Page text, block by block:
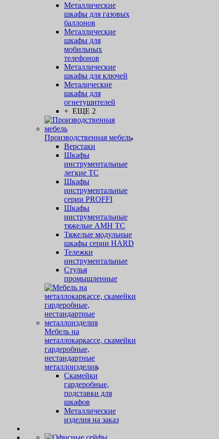
Металлические
шкафы для газовых
баллонов
Металлические
шкафы для
мобильных
телефонов
Металлические
шкафы для ключей
Металические
шкафы для
огнетушителей
+ ЕЩЕ 2
Производственная мебель
Верстаки
Шкафы
инструментальные
легкие ТС
Шкафы
инструментальные
серии PROFFI
Шкафы
инструментальные
тяжелые AMH TC
Тяжелые модульные
шкафы серии HARD
Тележки
инструментальные
Стулья
промышленные
Мебель на
металлокаркассе, скамейки
гардеробные,
нестандартные
металлоизделия
Скамейки
гардеробные,
подставки для
шкафов
Металлические
изделия на заказ